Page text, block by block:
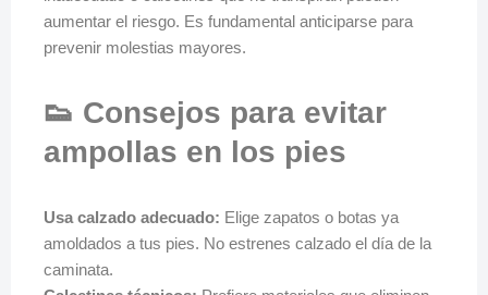
aumentar el riesgo. Es fundamental anticiparse para
prevenir molestias mayores.
👟 Consejos para evitar
ampollas en los pies
Usa calzado adecuado: Elige zapatos o botas ya
amoldados a tus pies. No estrenes calzado el día de la
caminata.